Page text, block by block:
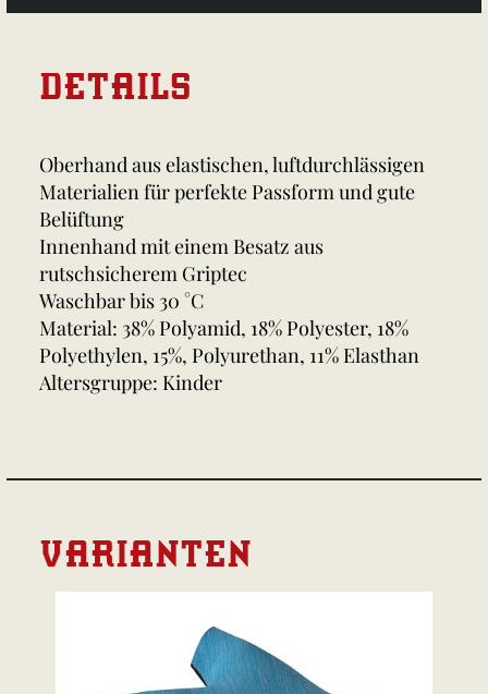
DETAILS
Oberhand aus elastischen, luftdurchlässigen
Materialien für perfekte Passform und gute
Belüftung
Innenhand mit einem Besatz aus
rutschsicherem Griptec
Waschbar bis 30 °C
Material: 38% Polyamid, 18% Polyester, 18%
Polyethylen, 15%, Polyurethan, 11% Elasthan
Altersgruppe: Kinder
VARIANTEN